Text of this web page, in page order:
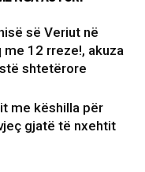
së Veriut në
12 rreze!, akuza
shtetërore
me këshilla për
gjatë të nxehtit